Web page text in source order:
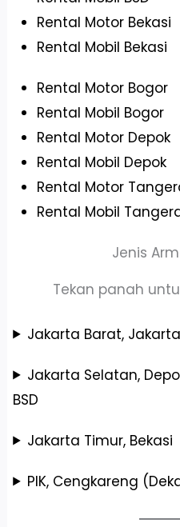
Rental Motor Bekasi
Rental Mobil Bekasi
Rental Motor Bogor
Rental Mobil Bogor
Rental Motor Depok
Rental Mobil Depok
Rental Motor
Rental Mobil
Jenis
Tekan panah
Jakarta Barat,
Jakarta Selatan,
BSD
Jakarta Timur, Bekasi
PIK, Cengkareng